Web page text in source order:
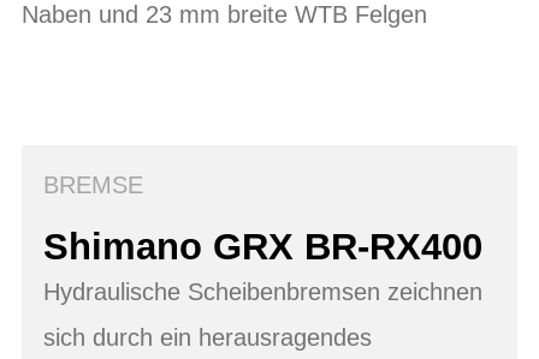
Naben und 23 mm breite WTB Felgen
BREMSE
Shimano GRX BR-RX400
Hydraulische Scheibenbremsen zeichnen
sich durch ein herausragendes